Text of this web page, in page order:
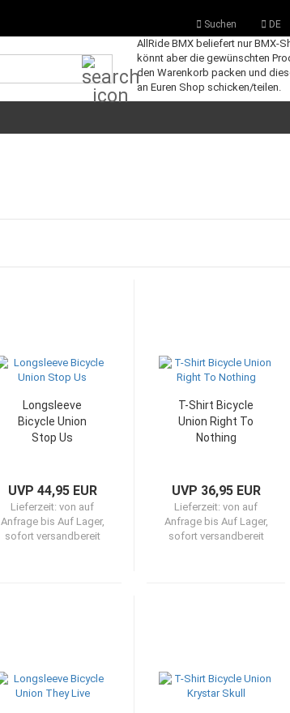
Suchen DE
Suche...
AllRide BMX beliefert nur BMX-
könnt aber die gewünschten
den Warenkorb packen und
an Euren Shop schicken/teilen.
Longsleeve
Bicycle Union
Stop Us
UVP 44,95 EUR
Lieferzeit: von auf
Anfrage bis Auf Lager,
sofort versandbereit
T-Shirt Bicycle
Union Right To
Nothing
UVP 36,95 EUR
Lieferzeit: von auf
Anfrage bis Auf Lager,
sofort versandbereit